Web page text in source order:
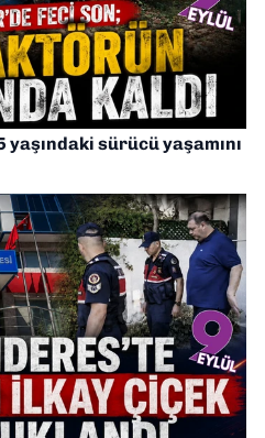
yaşındaki sürücü yaşamını